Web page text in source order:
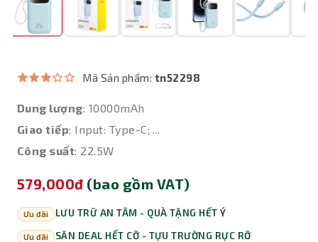
Mã Sản phẩm: tn52298
Dung lượng: 10000mAh
Giao tiếp: Input: Type-C; ...
Công suất: 22.5W
579,000đ (bao gồm VAT)
Ưu đãi LƯU TRỮ AN TÂM - QUÀ TẶNG HẾT Ý
Ưu đãi SĂN DEAL HẾT CỠ - TỰU TRƯỜNG RỰC RỠ